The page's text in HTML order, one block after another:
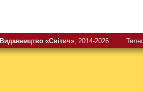
Видавництво «Свiтич», 2014-2026.